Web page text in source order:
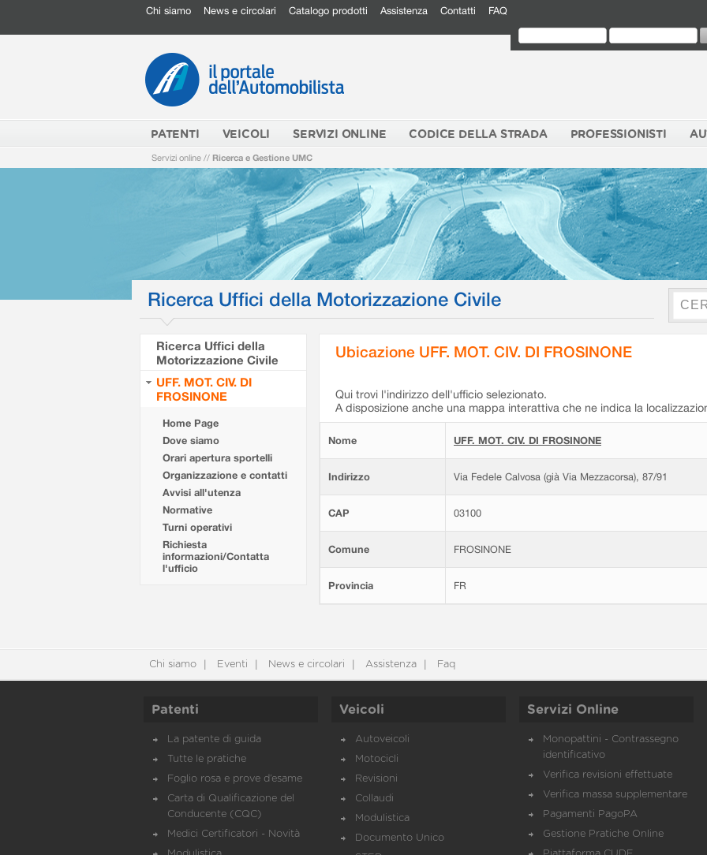
Chi siamo News e circolari Catalogo prodotti Assistenza Contatti FAQ
PATENTI VEICOLI SERVIZI ONLINE CODICE DELLA STRADA PROFESSIONISTI
Servizi online // Ricerca e Gestione UMC
Ricerca Uffici della Motorizzazione Civile
Ricerca Uffici della
Motorizzazione Civile
UFF. MOT. CIV. DI
FROSINONE
Home Page
Dove siamo
Orari apertura sportelli
Organizzazione e contatti
Avvisi all'utenza
Normative
Turni operativi
Richiesta
informazioni/Contatta
l'ufficio
Ubicazione UFF. MOT. CIV. DI FROSINONE
Qui trovi l'indirizzo dell'ufficio selezionato.
A disposizione anche una mappa interattiva che ne indica la
Nome UFF. MOT. CIV. DI FROSINONE
Indirizzo Via Fedele Calvosa (già Via Mezzacorsa), 87/91
CAP 03100
Comune FROSINONE
Provincia FR
Chi siamo Eventi News e circolari Assistenza Faq
Patenti
La patente di guida
Tutte le pratiche
Foglio rosa e prove d’esame
Carta di Qualificazione del
Conducente (CQC)
Medici Certificatori - Novità
Veicoli
Autoveicoli
Motocicli
Revisioni
Collaudi
Modulistica
Documento Unico
Servizi Online
Monopattini - Contrassegno
identificativo
Verifica revisioni effettuate
Verifica massa supplementare
Pagamenti PagoPA
Gestione Pratiche Online